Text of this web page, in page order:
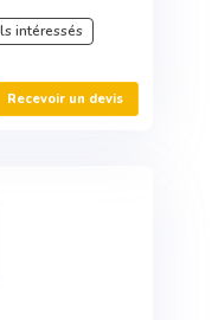
intéressés
Recevoir un devis